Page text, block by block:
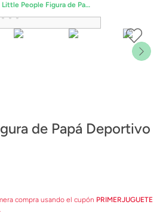
Little People Figura de Papá Deportivo
de Papá Deportivo
compra usando el cupón PRIMERJUGUETE
.